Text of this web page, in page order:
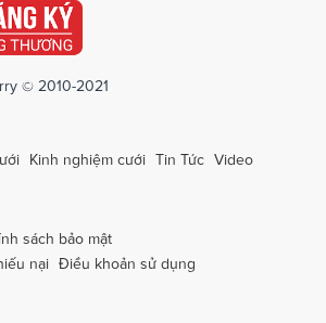
Ninh
Dịch vụ cưới tại Sơn La
Dịch vụ cưới tại Thanh Hóa
- Huế
Dịch vụ cưới tại Trà Vinh
Quang
© 2010-2021
Kinh nghiệm cưới Tin Tức Video
sách bảo mật
nại Điều khoản sử dụng